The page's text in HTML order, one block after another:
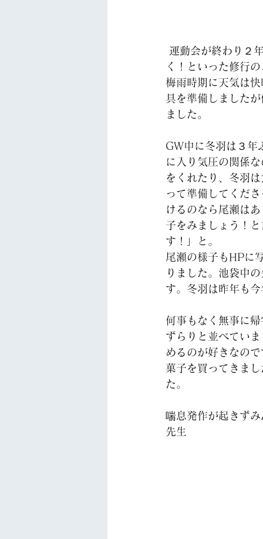
く！といった修行
梅雨時期に天気は
具を準備しました
ました。
GW中に冬羽は３年
に入り気圧の関係
をくれたり、冬羽
って準備してくだ
けるのなら尾瀬は
子をみましょう！
す！」と。
尾瀬の様子もHPに
りました。池袋中
す。冬羽は昨年も
何事もなく無事に
ずらりと並べてい
めるのが好きなの
菓子を買ってきま
た。
喘息発作が起きず
先生